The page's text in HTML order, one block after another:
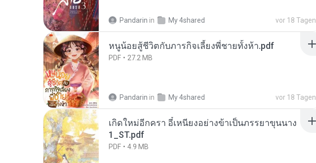
Pandarin in My 4shared vor 18 Tagen
หนูน้อยสู้ชีวิตกับภารกิจเลี้ยงพี่ชายทั้งห้า.pdf
PDF 27.2 MB
Pandarin in My 4shared vor 18 Tagen
เกิดใหม่อีกครา อี๋เหนียงอย่างข้าเป็นภรรยาขุนนาง
1_ST.pdf
PDF 4.9 MB